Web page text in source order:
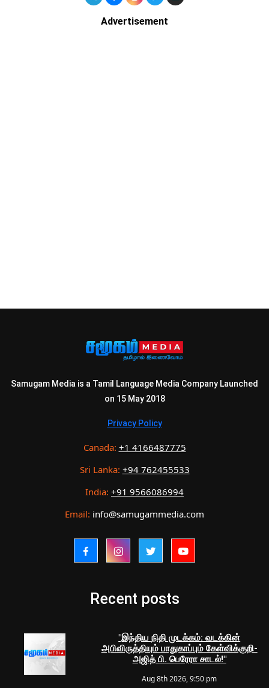
Advertisement
Samugam Media is a Tamil Language Media Company Launched
on 15 May 2018
Privacy Policy
Canada: +1 4166487775
Sri Lanka: +94 762455533
India: +91 9566086994
Email: info@samugammedia.com
Recent posts
"இந்திய நிதி முடக்கம்: வடக்கின்
அபிவிருத்தியும் பாதுகாப்பும் கேள்விக்குறி-
அஜித் பி. பெரேரா சாடல்!"
Aug 8th 2026, 9:50 pm